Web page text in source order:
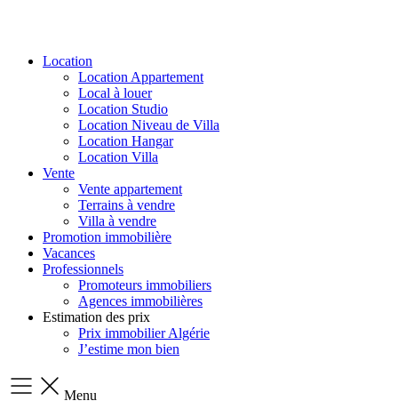
Location
Location Appartement
Local à louer
Location Studio
Location Niveau de Villa
Location Hangar
Location Villa
Vente
Vente appartement
Terrains à vendre
Villa à vendre
Promotion immobilière
Vacances
Professionnels
Promoteurs immobiliers
Agences immobilières
Estimation des prix
Prix immobilier Algérie
J’estime mon bien
Menu